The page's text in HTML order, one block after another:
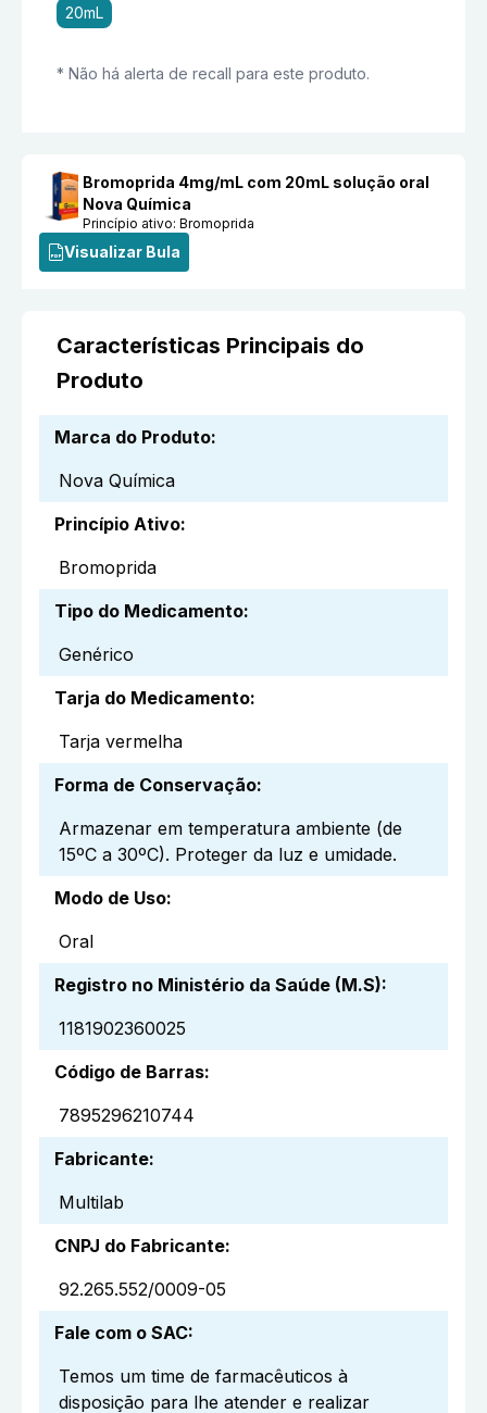
20mL
* Não há alerta de recall para este produto.
Bromoprida 4mg/mL com 20mL solução oral
Nova Química
Princípio ativo:Bromoprida
Visualizar Bula
Características Principais do
Produto
Marca do Produto:
Nova Química
Princípio Ativo:
Bromoprida
Tipo do Medicamento:
Genérico
Tarja do Medicamento:
Tarja vermelha
Forma de Conservação:
Armazenar em temperatura ambiente (de
15ºC a 30ºC). Proteger da luz e umidade.
Modo de Uso:
Oral
Registro no Ministério da Saúde (M.S):
1181902360025
Código de Barras:
7895296210744
Fabricante:
Multilab
CNPJ do Fabricante:
92.265.552/0009-05
Fale com o SAC:
Temos um time de farmacêuticos à
disposição para lhe atender e realizar